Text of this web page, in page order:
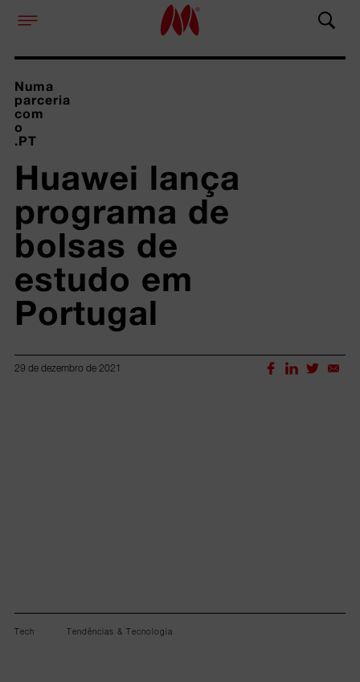
Numa
parceria
com
o
.PT
Huawei lança
programa de
bolsas de
estudo em
Portugal
29 de dezembro de 2021
Tech Tendências & Tecnologia